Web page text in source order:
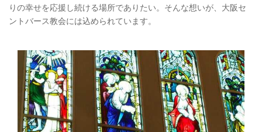
りの幸せを応援し続ける場所でありたい。そんな想いが、大阪セ
ントバース教会には込められています。